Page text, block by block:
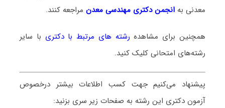
معدنی به انجمن دکتری مهندسی معدن مراجعه کنند.
همچنین برای مشاهده رشته های مرتبط با دکتری با سایر
رشته‌های امتحانی کلیک کنید.
پیشنهاد می‌کنیم جهت کسب اطلاعات بیشتر درخصوص
آزمون دکتری این رشته به صفحات زیر سری بزنید: